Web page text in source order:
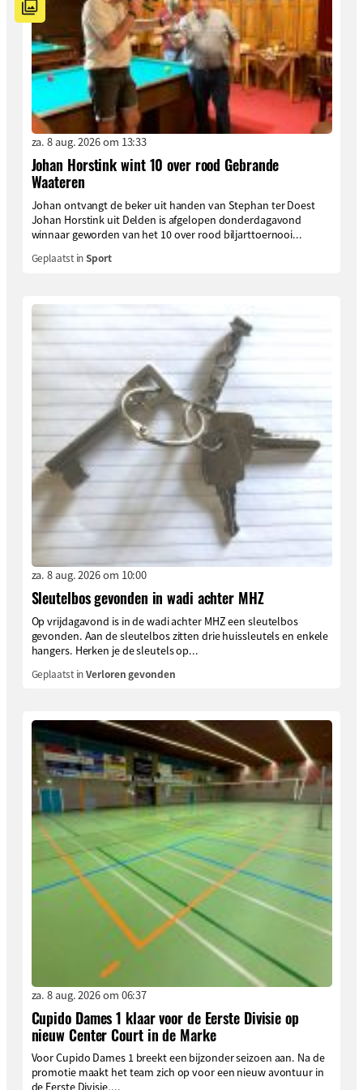
za. 8 aug. 2026 om 13:33
Johan Horstink wint 10 over rood Gebrande
Waateren
Johan ontvangt de beker uit handen van Stephan ter Doest
Johan Horstink uit Delden is afgelopen donderdagavond
winnaar geworden van het 10 over rood biljarttoernooi...
Geplaatst inSport
za. 8 aug. 2026 om 10:00
Sleutelbos gevonden in wadi achter MHZ
Op vrijdagavond is in de wadi achter MHZ een sleutelbos
gevonden. Aan de sleutelbos zitten drie huissleutels en enkele
hangers. Herken je de sleutels op...
Geplaatst inVerloren gevonden
za. 8 aug. 2026 om 06:37
Cupido Dames 1 klaar voor de Eerste Divisie op
nieuw Center Court in de Marke
Voor Cupido Dames 1 breekt een bijzonder seizoen aan. Na de
promotie maakt het team zich op voor een nieuw avontuur in
de Eerste Divisie,...